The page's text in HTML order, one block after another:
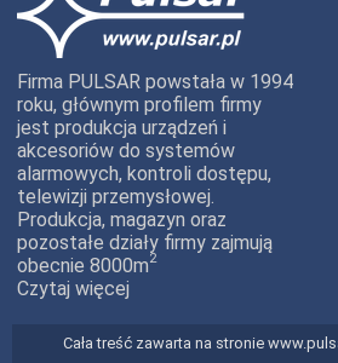
Firma PULSAR powstała w 1994
roku, głównym profilem firmy
jest produkcja urządzeń i
akcesoriów do systemów
alarmowych, kontroli dostępu,
telewizji przemysłowej.
Produkcja, magazyn oraz
pozostałe działy firmy zajmują
obecnie 8000m2
Czytaj więcej
Cała treść zawarta na stronie